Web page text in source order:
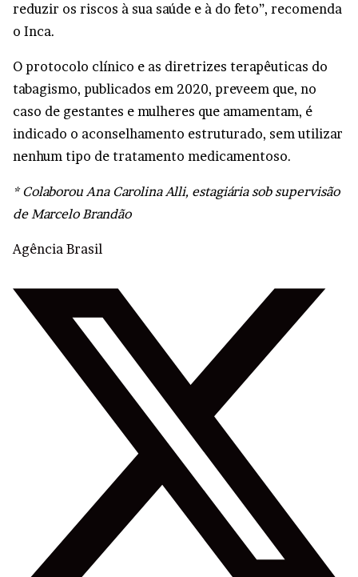
reduzir os riscos à sua saúde e à do feto”, recomenda
o Inca.
O protocolo clínico e as diretrizes terapêuticas do
tabagismo, publicados em 2020, preveem que, no
caso de gestantes e mulheres que amamentam, é
indicado o aconselhamento estruturado, sem utilizar
nenhum tipo de tratamento medicamentoso.
* Colaborou Ana Carolina Alli, estagiária sob supervisão
de Marcelo Brandão
Agência Brasil